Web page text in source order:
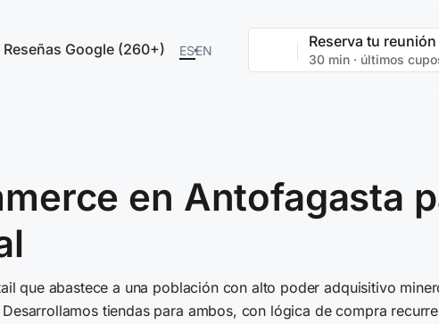
Reseñas Google (260+) ESEN Reserva tu reunión
30 min · últimos
en Antofagasta
que abastece a una población con alto poder adquisitivo
tiendas para ambos, con lógica de compra